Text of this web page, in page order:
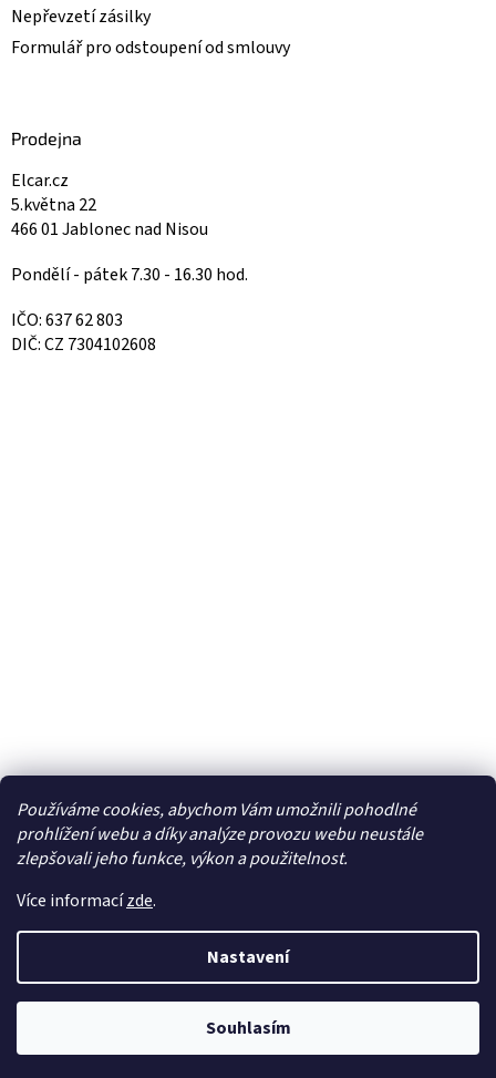
Používáme cookies, abychom Vám umožnili pohodlné
prohlížení webu a díky analýze provozu webu neustále
zlepšovali jeho funkce, výkon a použitelnost.
Více informacízde.
Nastavení
Souhlasím
Nepřevzetí zásilky
Formulář pro odstoupení od smlouvy
Prodejna
Elcar.cz
5.května 22
466 01 Jablonec nad Nisou
Pondělí - pátek 7.30 - 16.30 hod.
IČO: 637 62 803
DIČ: CZ 7304102608
Facebook
Vytvořil Shoptet
Copyright 2026Elcar - elektrospecialista - RC modely,
autorádia, navigace, alarmy, domácí audio. Všechna
práva vyhrazena.Upravit nastavení cookies